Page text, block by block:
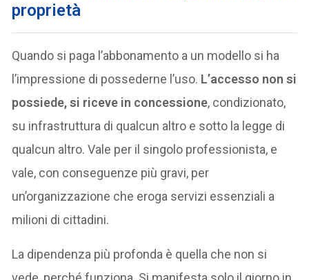
proprietà
Quando si paga l’abbonamento a un modello si ha
l’impressione di possederne l’uso. L’accesso non si
possiede, si riceve in concessione, condizionato,
su infrastruttura di qualcun altro e sotto la legge di
qualcun altro. Vale per il singolo professionista, e
vale, con conseguenze più gravi, per
un’organizzazione che eroga servizi essenziali a
milioni di cittadini.
La dipendenza più profonda è quella che non si